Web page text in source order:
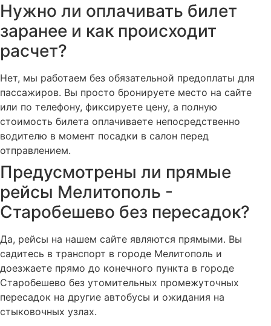
Нужно ли оплачивать билет
заранее и как происходит
расчет?
Нет, мы работаем без обязательной предоплаты для
пассажиров. Вы просто бронируете место на сайте
или по телефону, фиксируете цену, а полную
стоимость билета оплачиваете непосредственно
водителю в момент посадки в салон перед
отправлением.
Предусмотрены ли прямые
рейсы Мелитополь -
Старобешево без пересадок?
Да, рейсы на нашем сайте являются прямыми. Вы
садитесь в транспорт в городе Мелитополь и
доезжаете прямо до конечного пункта в городе
Старобешево без утомительных промежуточных
пересадок на другие автобусы и ожидания на
стыковочных узлах.